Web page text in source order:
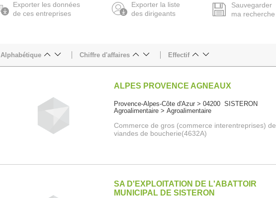
Exporter les données
de ces entreprises
Exporter la liste
des dirigeants
Sauvegarder
ma recherche
Alphabétique Chiffre d'affaires Effectif
ALPES PROVENCE AGNEAUX
Provence-Alpes-Côte d'Azur > 04200 SISTERON
Agroalimentaire > Agroalimentaire
Commerce de gros (commerce interentreprises) de
viandes de boucherie(4632A)
SA D'EXPLOITATION DE L'ABATTOIR
MUNICIPAL DE SISTERON